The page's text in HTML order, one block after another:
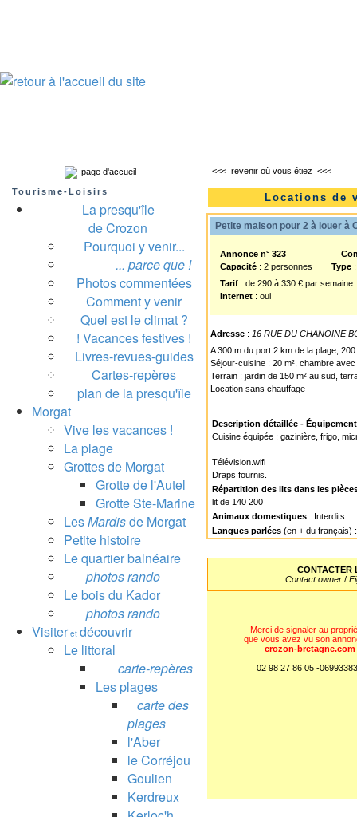
page d'accueil
Tourisme-Loisirs
La presqu'île
de Crozon
Pourquoi y venir...
... parce que !
Photos commentées
Comment y venir
Quel est le climat ?
! Vacances festives !
Livres-revues-guides
Cartes-repères
plan de la presqu'île
Morgat
Vive les vacances !
La plage
Grottes de Morgat
Grotte de l'Autel
Grotte Ste-Marine
LesMardisde Morgat
Petite histoire
Le quartier balnéaire
photos rando
Le bois du Kador
photos rando
Visiter et découvrir
Le littoral
carte-repères
Les plages
carte des
plages
l'Aber
le Corréjou
Goulien
Kerdreux
<<< revenir où vous étiez <<<
Locations de
Petite maison pour 2 à louer à
Annonce n° 323
Capacité : 2 personnes Type
Tarif : de 290 à 330 € par semaine
Internet : oui
Adresse : 16 RUE DU CHANOINE
A 300 m du port 2 km de la plage,
Séjour-cuisine : 20 m², chambre
Terrain : jardin de 150 m² au sud,
Location sans chauffage
Description détaillée -
Cuisine équipée : gazinière, frigo,
Télévision.wifi
Draps fournis.
Répartition des lits dans les
lit de 140 200
Animaux domestiques : Interdits
Langues parlées (en + du français)
CONTACTER
Contact owner /
Merci de signaler au
que vous avez vu son
crozon-bretagne.com
02 98 27 86 05 -